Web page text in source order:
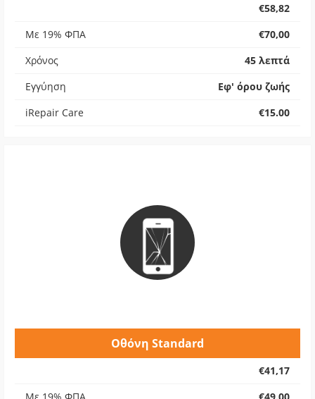
€58,82
Με 19% ΦΠΑ
€70,00
Χρόνος
45 λεπτά
Εγγύηση
Εφ' όρου ζωής
iRepair Care
€15.00
Οθόνη Standard
€41,17